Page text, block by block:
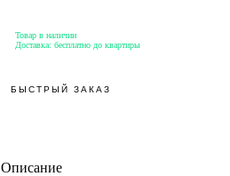
Товар в наличии
Доставка: бесплатно до квартиры
БЫСТРЫЙ ЗАКАЗ
Описание